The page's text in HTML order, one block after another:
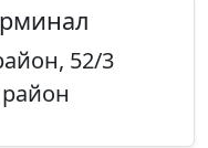
52/3